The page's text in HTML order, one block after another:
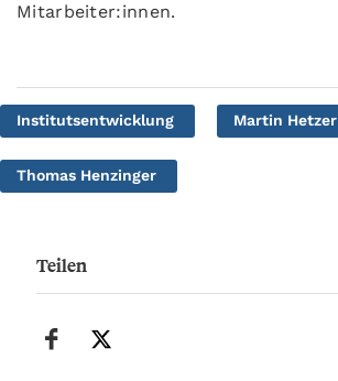
Mitarbeiter:innen.
Institutsentwicklung Martin Hetzer
Thomas Henzinger
Teilen